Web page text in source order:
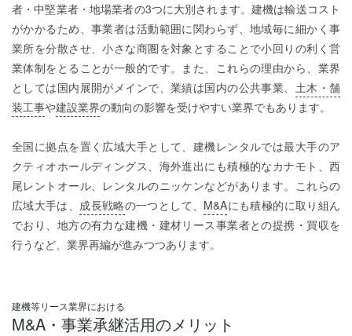
者・中堅業者・地場業者の3つに大別されます。建機は輸送コスト
がかかるため、事業者は活動範囲に関わらず、地域毎に細かく事
業所を分散させ、小さな商圏を対象とすることで小回りの利く営
業体制をとることが一般的です。また、これらの理由から、業界
としては国内展開がメインで、業績は国内の公共事業、 土木・舗
装工事や建設業界の動向の影響を受けやすい業界でもあります。
全国に拠点を置く広域大手として、建機レンタルでは最大手のア
クティオホールディングス、海外進出にも積極的なカナモト、西
尾レントオール、レンタルのニッケンなどがあります。これらの
広域大手は、 成長戦略の一つとして、 M&Aにも積極的に取り組ん
でおり、地方の有力な建機・建材リース事業者との提携・買収を
行うなど、業界再編が進みつつあります。
建機等リース業界における
M&A・事業承継活用のメリット